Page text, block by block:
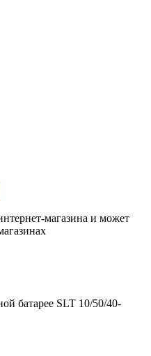
магазина и может
батарее SLT 10/50/40-